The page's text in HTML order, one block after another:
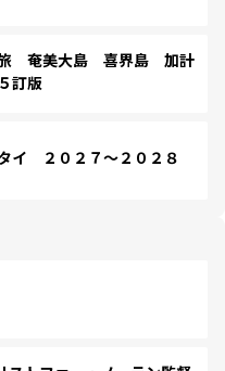
奄美大島 喜界島 加計
訂版
２０２７～２０２８